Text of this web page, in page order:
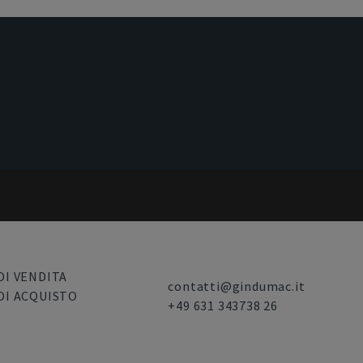
VENDITA
ACQUISTO
contatti@gindumac.it
+49 631 343738 26